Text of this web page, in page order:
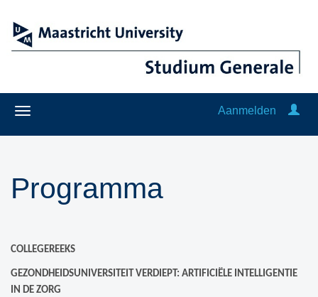
Aanmelden
Programma
COLLEGEREEKS
GEZONDHEIDSUNIVERSITEIT VERDIEPT: ARTIFICIËLE INTELLIGENTIE
IN DE ZORG